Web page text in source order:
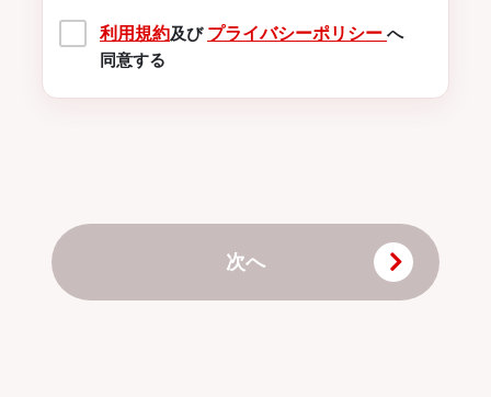
利用規約及び プライバシーポリシーへ
同意する
次へ